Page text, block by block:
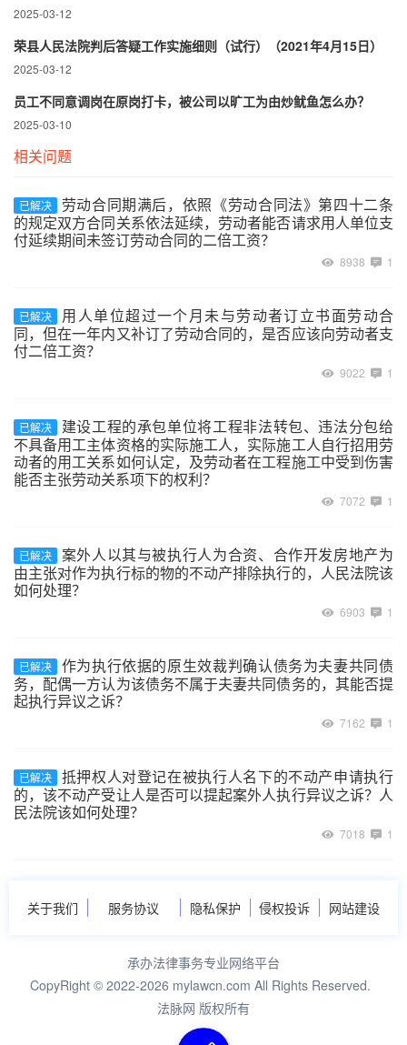
2025-03-12
荣县人民法院判后答疑工作实施细则（试行）（2021年4月15日）
2025-03-12
员工不同意调岗在原岗打卡，被公司以旷工为由炒鱿鱼怎么办？
2025-03-10
相关问题
已解决
劳动合同期满后，依照《劳动合同法》第四十二条
的规定双方合同关系依法延续，劳动者能否请求用人单位支
付延续期间未签订劳动合同的二倍工资？
8938 1
已解决
用人单位超过一个月未与劳动者订立书面劳动合
同，但在一年内又补订了劳动合同的，是否应该向劳动者支
付二倍工资？
9022 1
已解决
建设工程的承包单位将工程非法转包、违法分包给
不具备用工主体资格的实际施工人，实际施工人自行招用劳
动者的用工关系如何认定，及劳动者在工程施工中受到伤害
能否主张劳动关系项下的权利？
7072 1
已解决
案外人以其与被执行人为合资、合作开发房地产为
由主张对作为执行标的物的不动产排除执行的，人民法院该
如何处理？
6903 1
已解决
作为执行依据的原生效裁判确认债务为夫妻共同债
务，配偶一方认为该债务不属于夫妻共同债务的，其能否提
起执行异议之诉？
7162 1
已解决
抵押权人对登记在被执行人名下的不动产申请执行
的，该不动产受让人是否可以提起案外人执行异议之诉？人
民法院该如何处理？
7018 1
关于我们 服务协议 隐私保护 侵权投诉 网站建设
承办法律事务专业网络平台
CopyRight © 2022-2026 mylawcn.com All Rights Reserved.
法脉网 版权所有